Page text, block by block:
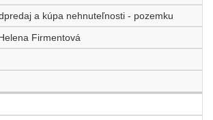
a kúpa nehnuteľnosti - pozemku
Firmentová